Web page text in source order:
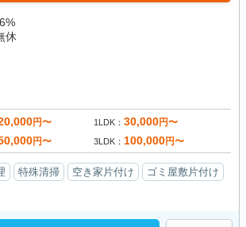
休
円〜 1LDK 30,000円〜
円〜 3LDK 100,000円〜
特殊清掃 空き家片付け
ゴミ屋敷片付け